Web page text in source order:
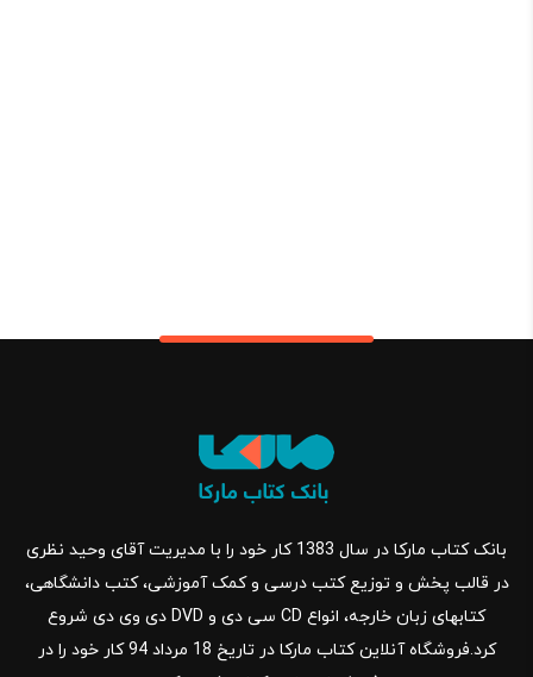
بانک کتاب مارکا در سال 1383 کار خود را با مدیریت آقای وحید نظری
در قالب پخش و توزیع کتب درسی و کمک آموزشی، کتب دانشگاهی،
کتابهای زبان خارجه، انواع CD سی دی و DVD دی وی دی شروع
کرد.فروشگاه آنلاین کتاب مارکا در تاریخ 18 مرداد 94 کار خود را در